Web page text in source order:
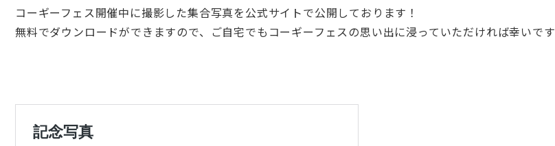
コーギーフェス開催中に撮影した集合写真を公式サイトで公開しております！
無料でダウンロードができますので、ご自宅でもコーギーフェスの思い出に浸っていただければ幸いです